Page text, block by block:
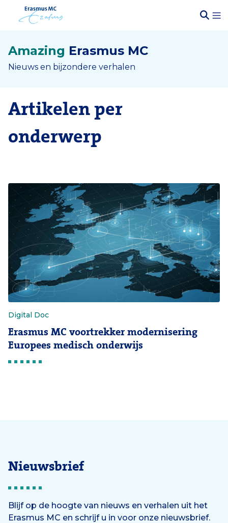
Amazing Erasmus MC
Nieuws en bijzondere verhalen
Artikelen per
onderwerp
Digital Doc
Erasmus MC voortrekker modernisering
Europees medisch onderwijs
Nieuwsbrief
Blijf op de hoogte van nieuws en verhalen uit het
Erasmus MC en schrijf u in voor onze nieuwsbrief.